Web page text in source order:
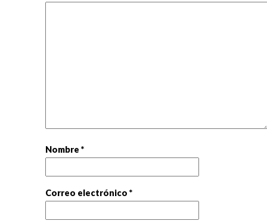
Nombre*
Correo electrónico*